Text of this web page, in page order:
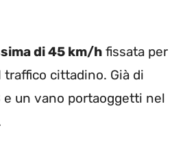
di 45 km/h fissata per
cittadino. Già di
un vano portaoggetti nel